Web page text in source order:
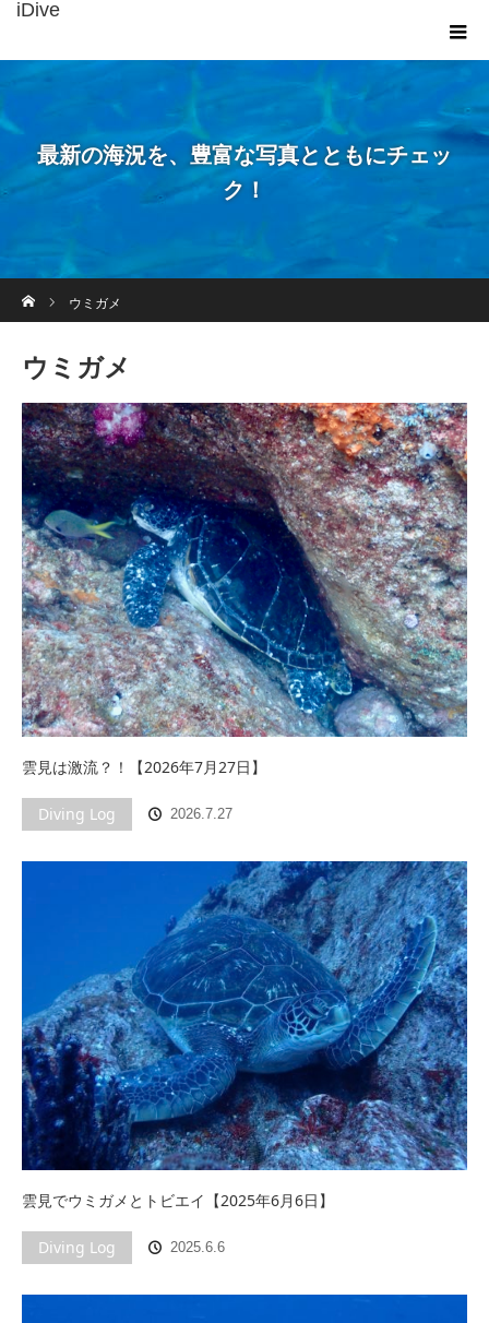
iDive
最新の海況を、豊富な写真とともにチェッ
ク！
ウミガメ
ウミガメ
雲見は激流？！【2026年7月27日】
Diving Log 2026.7.27
雲見でウミガメとトビエイ【2025年6月6日】
Diving Log 2025.6.6